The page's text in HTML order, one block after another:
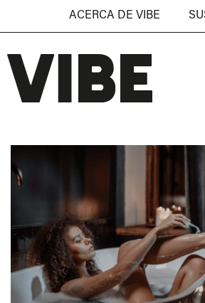
ACERCA DE VIBE